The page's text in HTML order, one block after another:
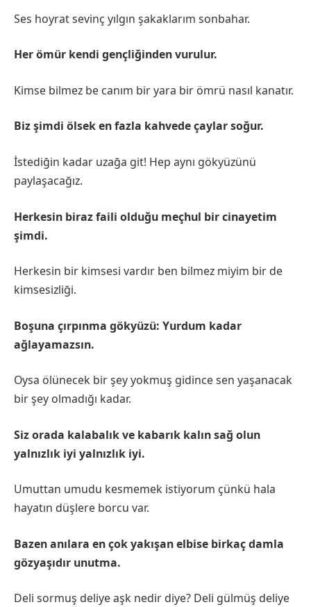
Ses hoyrat sevinç yılgın şakaklarım sonbahar.
Her ömür kendi gençliğinden vurulur.
Kimse bilmez be canım bir yara bir ömrü nasıl kanatır.
Biz şimdi ölsek en fazla kahvede çaylar soğur.
İstediğin kadar uzağa git! Hep aynı gökyüzünü
paylaşacağız.
Herkesin biraz faili olduğu meçhul bir cinayetim
şimdi.
Herkesin bir kimsesi vardır ben bilmez miyim bir de
kimsesizliği.
Boşuna çırpınma gökyüzü: Yurdum kadar
ağlayamazsın.
Oysa ölünecek bir şey yokmuş gidince sen yaşanacak
bir şey olmadığı kadar.
Siz orada kalabalık ve kabarık kalın sağ olun
yalnızlık iyi yalnızlık iyi.
Umuttan umudu kesmemek istiyorum çünkü hala
hayatın düşlere borcu var.
Bazen anılara en çok yakışan elbise birkaç damla
gözyaşıdır unutma.
Deli sormuş deliye aşk nedir diye? Deli gülmüş deliye